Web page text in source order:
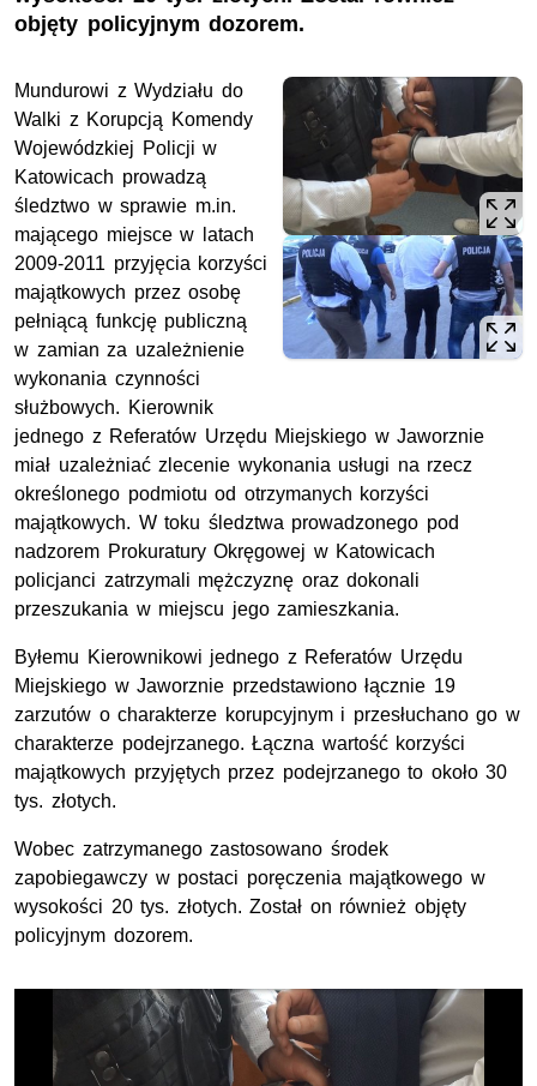
objęty policyjnym dozorem.
Mundurowi z Wydziału do
Walki z Korupcją Komendy
Wojewódzkiej Policji w
Katowicach prowadzą
śledztwo w sprawie m.in.
mającego miejsce w latach
2009-2011 przyjęcia korzyści
majątkowych przez osobę
pełniącą funkcję publiczną
w zamian za uzależnienie
wykonania czynności
służbowych. Kierownik
jednego z Referatów Urzędu Miejskiego w Jaworznie
miał uzależniać zlecenie wykonania usługi na rzecz
określonego podmiotu od otrzymanych korzyści
majątkowych. W toku śledztwa prowadzonego pod
nadzorem Prokuratury Okręgowej w Katowicach
policjanci zatrzymali mężczyznę oraz dokonali
przeszukania w miejscu jego zamieszkania.
Byłemu Kierownikowi jednego z Referatów Urzędu
Miejskiego w Jaworznie przedstawiono łącznie 19
zarzutów o charakterze korupcyjnym i przesłuchano go w
charakterze podejrzanego. Łączna wartość korzyści
majątkowych przyjętych przez podejrzanego to około 30
tys. złotych.
Wobec zatrzymanego zastosowano środek
zapobiegawczy w postaci poręczenia majątkowego w
wysokości 20 tys. złotych. Został on również objęty
policyjnym dozorem.